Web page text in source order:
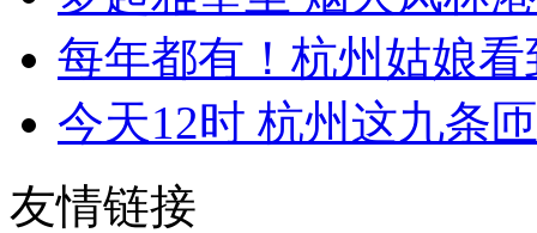
每年都有！杭州姑娘
今天12时 杭州这九条
友情链接